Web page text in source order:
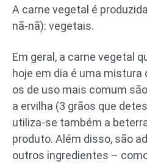
A carne vegetal é
nã-nã): vegetais.
Em geral, a carne vegetal
hoje em dia é uma mistura
os de uso mais comum
a ervilha (3 grãos que
utiliza-se também a
produto. Além disso, são
outros ingredientes –